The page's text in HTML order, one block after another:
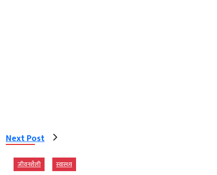
Next Post
जीवनशैली स्‍वास्‍थ्‍य